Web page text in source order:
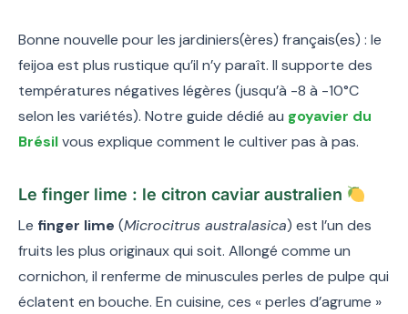
Bonne nouvelle pour les jardiniers(ères) français(es) : le
feijoa est plus rustique qu’il n’y paraît. Il supporte des
températures négatives légères (jusqu’à -8 à -10°C
selon les variétés). Notre guide dédié au goyavier du
Brésilvous explique comment le cultiver pas à pas.
Le finger lime : le citron caviar australien
Le finger lime (Microcitrus australasica) est l’un des
fruits les plus originaux qui soit. Allongé comme un
cornichon, il renferme de minuscules perles de pulpe qui
éclatent en bouche. En cuisine, ces « perles d’agrume »